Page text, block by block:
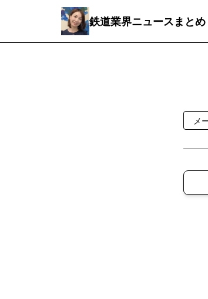
鉄道業界ニュースまとめ